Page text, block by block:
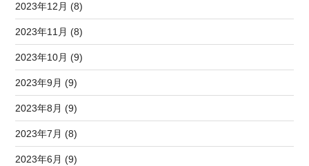
2023年12月 (8)
2023年11月 (8)
2023年10月 (9)
2023年9月 (9)
2023年8月 (9)
2023年7月 (8)
2023年6月 (9)